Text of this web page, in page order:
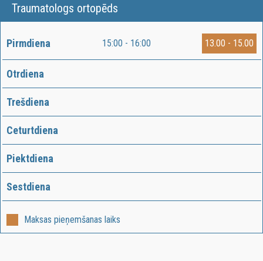
Traumatologs ortopēds
Pirmdiena 15:00 - 16:00 13.00 - 15.00
Otrdiena
Trešdiena
Ceturtdiena
Piektdiena
Sestdiena
Maksas pieņemšanas laiks